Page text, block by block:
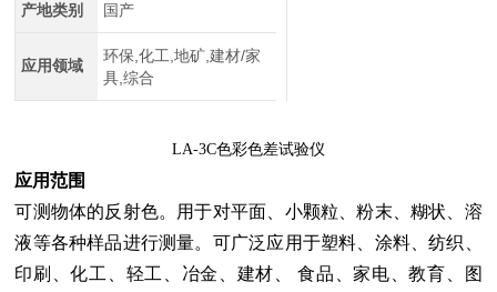
产地类别 国产
应用领域
环保,化工,地矿,建材/家
具,综合
LA-3C色彩色差试验仪
应用范围
可测物体的反射色。用于对平面、小颗粒、粉末、糊状、溶
液等各种样品进行测量。可广泛应用于塑料、涂料、纺织、
印刷、化工、轻工、冶金、建材、 食品、家电、教育、图